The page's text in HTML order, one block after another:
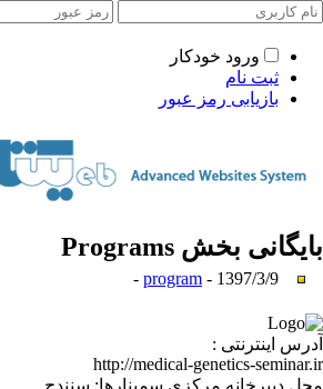
ورود خودکار
ثبت نام
بازیابی رمز عبور
بایگانی بخش Programs
program - 1397/3/9 -
آدرس اینترنتی :
http://medical-genetics-seminar.ir
محل دبیرخانه مرکزی سمینارها: سنندج